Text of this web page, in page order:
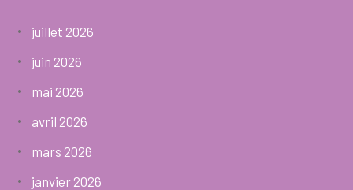
juillet 2026
juin 2026
mai 2026
avril 2026
mars 2026
janvier 2026